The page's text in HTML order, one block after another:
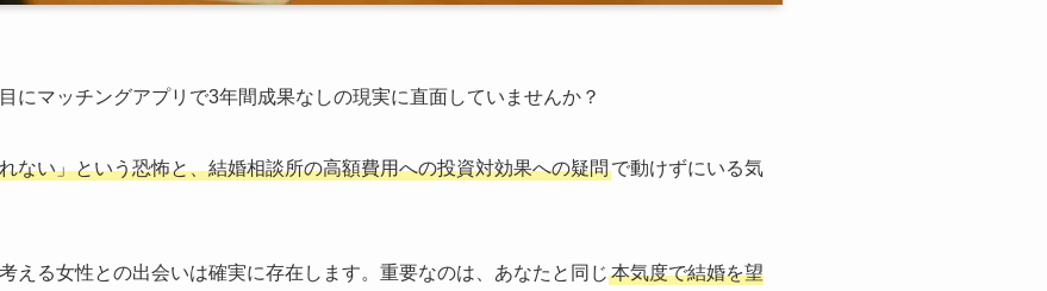
にマッチングアプリで3年間成果なしの現実に直面していませんか？
ない」という恐怖と、結婚相談所の高額費用への投資対効果への疑問で動けずにいる気
える女性との出会いは確実に存在します。重要なのは、あなたと同じ 本気度で結婚を望